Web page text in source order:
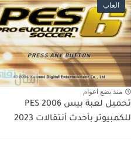
العاب
منذ بضع اعوام
تحميل لعبة بيس PES 2006
للكمبيوتر بأحدث أنتقالات 2023